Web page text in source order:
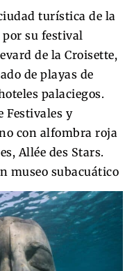
turística de la
por su festival
de la Croisette,
de playas de
palaciegos.
Festivales y
con alfombra roja
Allée des Stars.
museo subacuático